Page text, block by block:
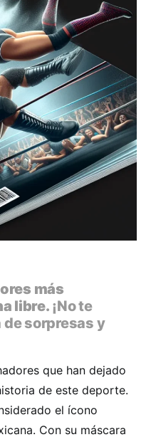
más
libre. ¡No te
sorpresas y
que han dejado
de este deporte.
el ícono
Con su máscara